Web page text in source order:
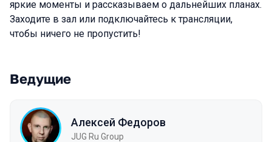
яркие моменты и рассказываем о дальнейших планах.
Заходите в зал или подключайтесь к трансляции,
чтобы ничего не пропустить!
Ведущие
Алексей Федоров
JUG Ru Group